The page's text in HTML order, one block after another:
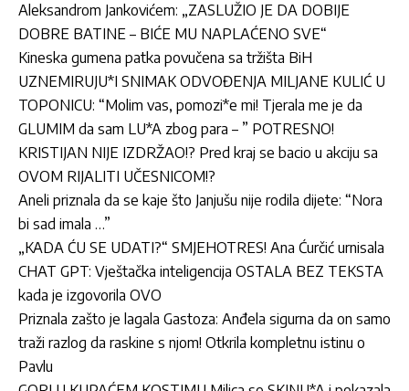
Aleksandrom Jankovićem: „ZASLUŽIO JE DA DOBIJE
DOBRE BATINE – BIĆE MU NAPLAĆENO SVE“
Kineska gumena patka povučena sa tržišta BiH
UZNEMIRUJU*I SNIMAK ODVOĐENJA MILJANE KULIĆ U
TOPONICU: “Molim vas, pomozi*e mi! Tjerala me je da
GLUMIM da sam LU*A zbog para – ” POTRESNO!
KRISTIJAN NIJE IZDRŽAO!? Pred kraj se bacio u akciju sa
OVOM RIJALITI UČESNICOM!?
Aneli priznala da se kaje što Janjušu nije rodila dijete: “Nora
bi sad imala …”
„KADA ĆU SE UDATI?“ SMJEHOTRES! Ana Ćurčić urnisala
CHAT GPT: Vještačka inteligencija OSTALA BEZ TEKSTA
kada je izgovorila OVO
Priznala zašto je lagala Gastoza: Anđela sigurna da on samo
traži razlog da raskine s njom! Otkrila kompletnu istinu o
Pavlu